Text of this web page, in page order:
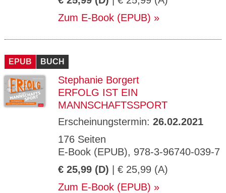
Zum E-Book (EPUB)
EPUB BUCH
Stephanie Borgert
ERFOLG IST EIN
MANNSCHAFTSSPORT
Erscheinungstermin: 26.02.2021
176 Seiten
E-Book (EPUB), 978-3-96740-039-7
€ 25,99 (D) | € 25,99 (A)
Zum E-Book (EPUB)